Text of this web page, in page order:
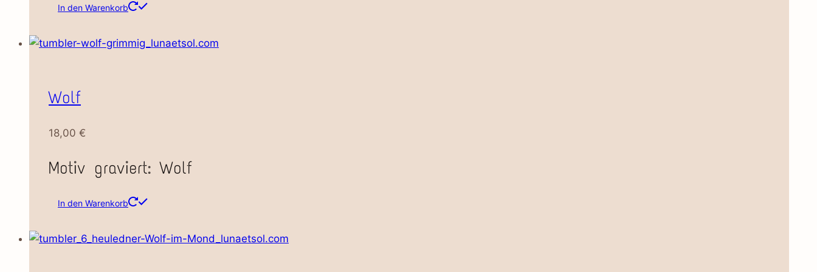
In den Warenkorb
Wolf
18,00 €
Motiv graviert: Wolf
In den Warenkorb